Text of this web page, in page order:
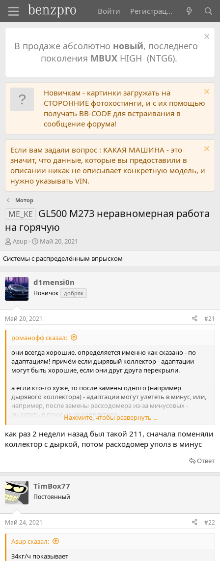
Войти Регистрация
В продаже абсолютно новый, последнего
поколения MBUXHIGH (NTG6).
Новичкам - картинки загружать на
СТОРОННИЕ фотохостинги, и с их помощью
получать BB-CODE для встраивания в
сообщение форума!
Если вам задали вопрос : КАКАЯ МАШИНА - это
значит, что данные, которые вы предоставили в
описании никак не описывает конкретную модель, и
нужно указывать VIN.
Мотор
ME_KE GL500 M273 неравномерная работа
на горячую
А
т
о
р
т
е
м
ы
Asup
Д
т
а
а
ч
л
а
Май 20, 2021
Системы с распределённым впрыском
d1mensi0n
Новичок добряк
Май 20, 2021 #21
романофф сказал:
они всегда хорошие. определяется именно как сказано - по
адаптациям! причём если дырявый коллектор - адаптации
могут быть хорошие, если они друг друга перекрыли.
а если кто-то хуже, то после замены одного (например
дырявого коллектора) - адаптации могут улететь в минус, или,
например, после замены расходомера из-за минусовых -
вылететь в плюс из-за коллектора.
расходомер как правило не даёт не равномерной работы.
Нажмите, чтобы развернуть ...
как раз 2 недели назад был такой 211, сначала поменяли
коллектор с дыркой, потом расходомер уполз в минус
Ответ
TimBox77
Постоянный
Май 24, 2021 #22
Asup сказал:
34кг/ч показывает